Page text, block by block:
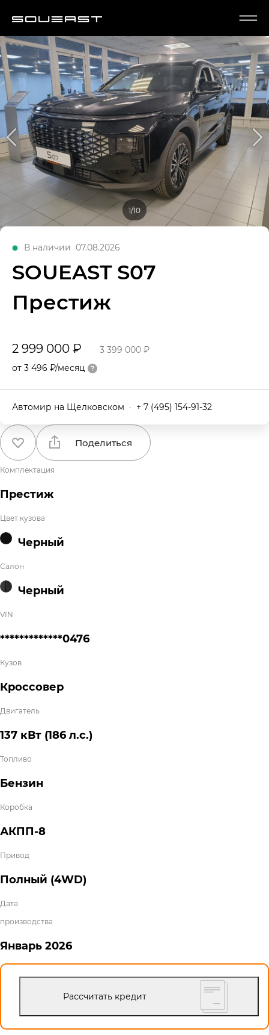
1/10
В наличии 07.08.2026
SOUEAST S07
Престиж
2 999 000 ₽
3 399 000 ₽
от 3 496 ₽/месяц
Автомир на Щелковском · + 7 (495) 154-91-32
Поделиться
Комплектация
Престиж
Цвет кузова
Черный
Салон
Черный
VIN
*************0476
Кузов
Кроссовер
Двигатель
137 кВт (186 л.с.)
Топливо
Бензин
Коробка
АКПП-8
Привод
Полный (4WD)
Дата
производства
Январь 2026
Рассчитать кредит